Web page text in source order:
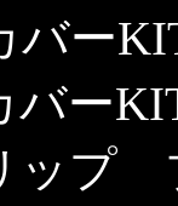
バー
バー
ップ